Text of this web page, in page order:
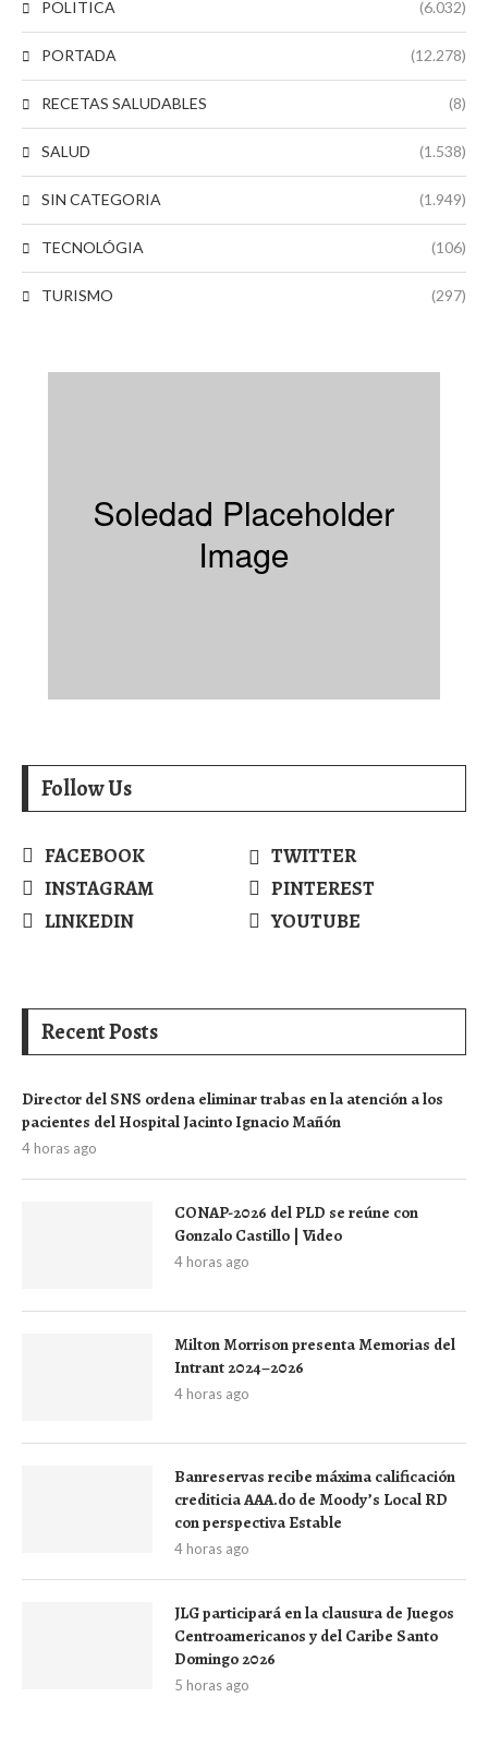
POLITICA (6.032)
PORTADA (12.278)
RECETAS SALUDABLES (8)
SALUD (1.538)
SIN CATEGORIA (1.949)
TECNOLÓGIA (106)
TURISMO (297)
Follow Us
FACEBOOK
TWITTER
INSTAGRAM
PINTEREST
LINKEDIN
YOUTUBE
Recent Posts
Director del SNS ordena eliminar trabas en la atención a los
pacientes del Hospital Jacinto Ignacio Mañón
4 horas ago
CONAP-2026 del PLD se reúne con
Gonzalo Castillo | Video
4 horas ago
Milton Morrison presenta Memorias del
Intrant 2024–2026
4 horas ago
Banreservas recibe máxima calificación
crediticia AAA.do de Moody’s Local RD
con perspectiva Estable
4 horas ago
JLG participará en la clausura de Juegos
Centroamericanos y del Caribe Santo
Domingo 2026
5 horas ago